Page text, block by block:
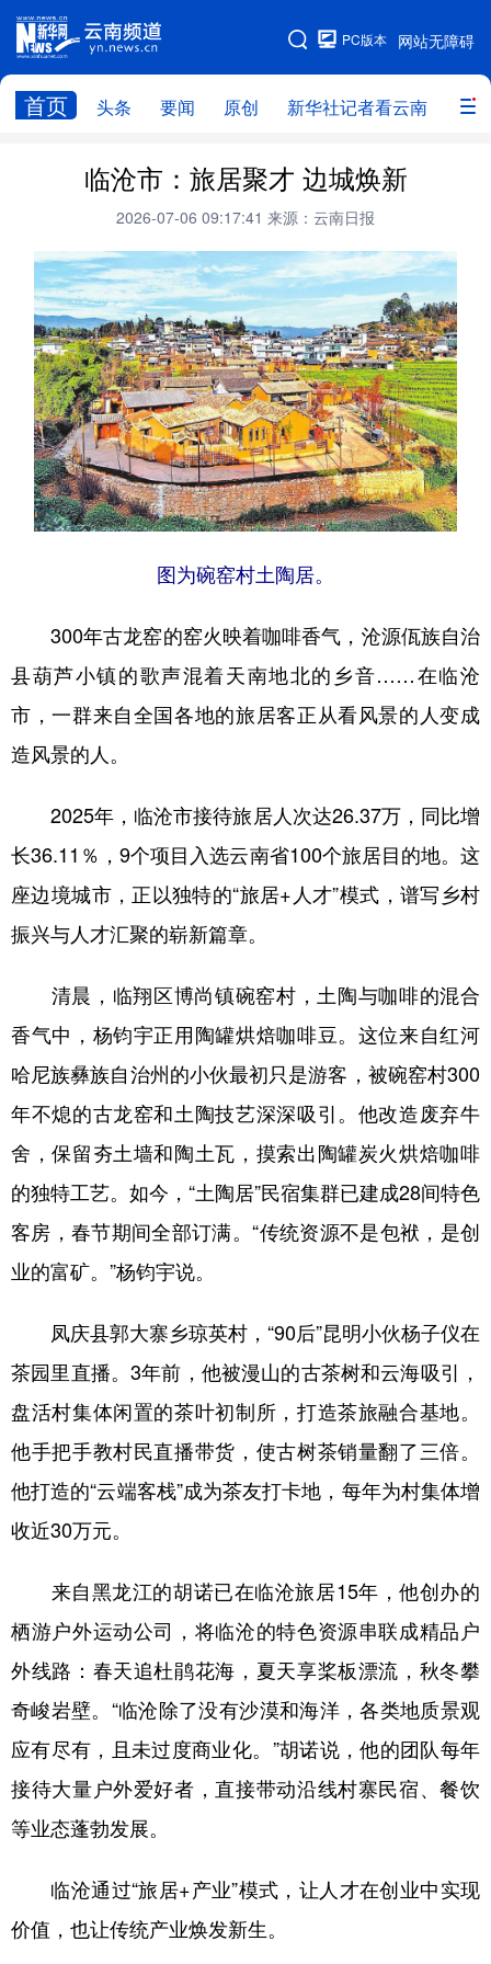
网站无障碍
PC版本
首页 头条 要闻 原创 新华社记者看云南 政务
网站地图
头条 云南要闻 本网原创
新华社记者看云南 政务
廉政 云南省领导报道集 旅游
教育
州市
社会
图片
经济 服务 云南故事
云南青年说 趣看文物
临沧市：旅居聚才 边城焕新
2026-07-06 09:17:41 来源：云南日报
图为碗窑村土陶居。
300年古龙窑的窑火映着咖啡香气，沧源佤族自治
县葫芦小镇的歌声混着天南地北的乡音……在临沧
市，一群来自全国各地的旅居客正从看风景的人变成
造风景的人。
2025年，临沧市接待旅居人次达26.37万，同比增
长36.11％，9个项目入选云南省100个旅居目的地。这
座边境城市，正以独特的“旅居+人才”模式，谱写乡村
振兴与人才汇聚的崭新篇章。
清晨，临翔区博尚镇碗窑村，土陶与咖啡的混合
香气中，杨钧宇正用陶罐烘焙咖啡豆。这位来自红河
哈尼族彝族自治州的小伙最初只是游客，被碗窑村300
年不熄的古龙窑和土陶技艺深深吸引。他改造废弃牛
舍，保留夯土墙和陶土瓦，摸索出陶罐炭火烘焙咖啡
的独特工艺。如今，“土陶居”民宿集群已建成28间特色
客房，春节期间全部订满。“传统资源不是包袱，是创
业的富矿。”杨钧宇说。
凤庆县郭大寨乡琼英村，“90后”昆明小伙杨子仪在
茶园里直播。3年前，他被漫山的古茶树和云海吸引，
盘活村集体闲置的茶叶初制所，打造茶旅融合基地。
他手把手教村民直播带货，使古树茶销量翻了三倍。
他打造的“云端客栈”成为茶友打卡地，每年为村集体增
收近30万元。
来自黑龙江的胡诺已在临沧旅居15年，他创办的
栖游户外运动公司，将临沧的特色资源串联成精品户
外线路：春天追杜鹃花海，夏天享桨板漂流，秋冬攀
奇峻岩壁。“临沧除了没有沙漠和海洋，各类地质景观
应有尽有，且未过度商业化。”胡诺说，他的团队每年
接待大量户外爱好者，直接带动沿线村寨民宿、餐饮
等业态蓬勃发展。
临沧通过“旅居+产业”模式，让人才在创业中实现
价值，也让传统产业焕发新生。